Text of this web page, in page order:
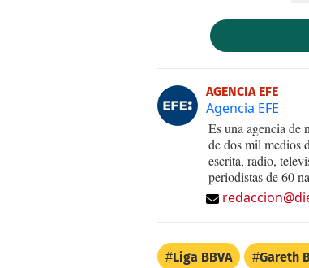
AGENCIA EFE
Agencia EFE
Es una agencia de
de dos mil medios
escrita, radio,
periodistas de 60
Liga BBVA Gareth